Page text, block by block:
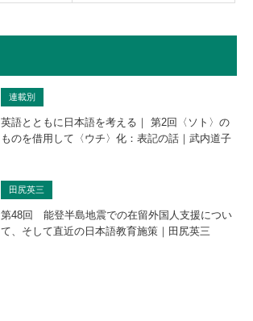
連載別
英語とともに日本語を考える｜ 第2回〈ソト〉の
ものを借用して〈ウチ〉化：表記の話｜武内道子
田尻英三
第48回 能登半島地震での在留外国人支援につい
て、そして直近の日本語教育施策｜田尻英三